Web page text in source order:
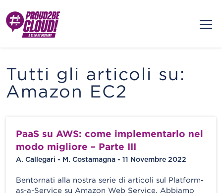
Tutti gli articoli su:
Amazon EC2
PaaS su AWS: come implementarlo nel
modo migliore – Parte III
A. Callegari - M. Costamagna - 11 Novembre 2022
Bentornati alla nostra serie di articoli sul Platform-
as-a-Service su Amazon Web Service. Abbiamo